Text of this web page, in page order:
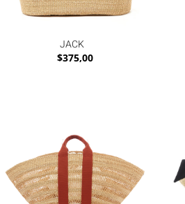
JACK
$375,00